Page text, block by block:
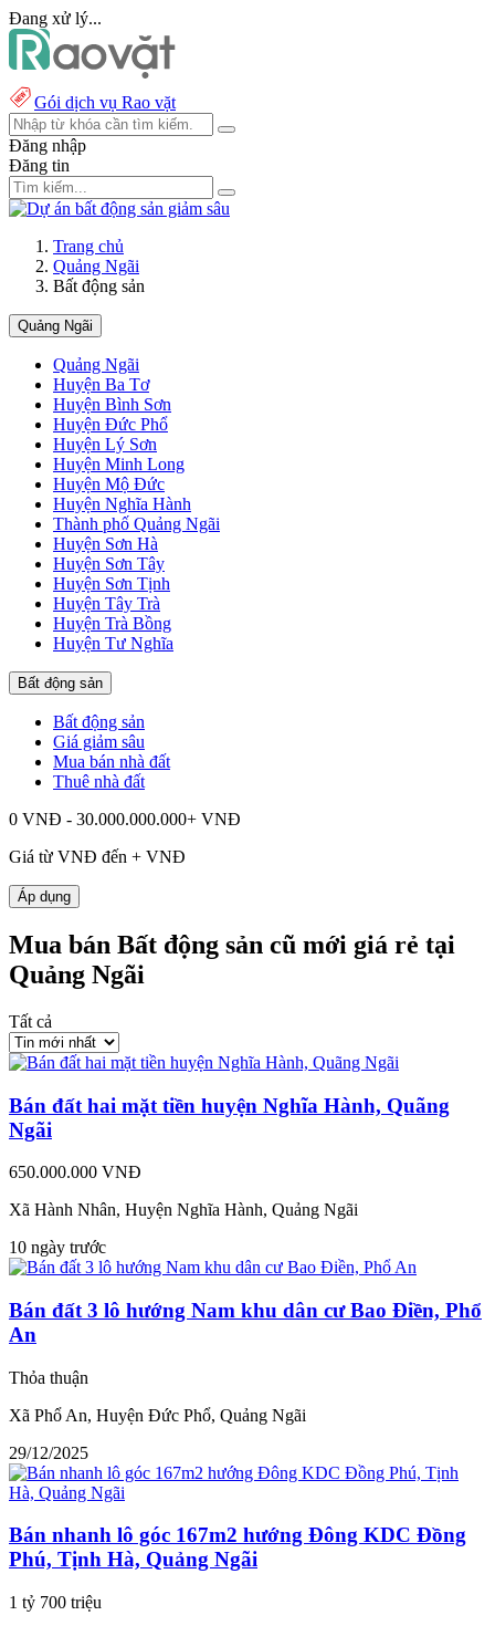
Đang xử lý...
Gói dịch vụ Rao vặt
Đăng nhập
Đăng tin
Trang chủ
Quảng Ngãi
Bất động sản
Quảng Ngãi
Quảng Ngãi
Huyện Ba Tơ
Huyện Bình Sơn
Huyện Đức Phổ
Huyện Lý Sơn
Huyện Minh Long
Huyện Mộ Đức
Huyện Nghĩa Hành
Thành phố Quảng Ngãi
Huyện Sơn Hà
Huyện Sơn Tây
Huyện Sơn Tịnh
Huyện Tây Trà
Huyện Trà Bồng
Huyện Tư Nghĩa
Bất động sản
Bất động sản
Giá giảm sâu
Mua bán nhà đất
Thuê nhà đất
0 VNĐ - 30.000.000.000+ VNĐ
Giá từ VNĐ đến + VNĐ
Áp dụng
Mua bán Bất động sản cũ mới giá rẻ tại
Quảng Ngãi
Tất cả
Bán đất hai mặt tiền huyện Nghĩa Hành, Quãng
Ngãi
650.000.000 VNĐ
Xã Hành Nhân, Huyện Nghĩa Hành, Quảng Ngãi
10 ngày trước
Bán đất 3 lô hướng Nam khu dân cư Bao Điền, Phổ
An
Thỏa thuận
Xã Phổ An, Huyện Đức Phổ, Quảng Ngãi
29/12/2025
Bán nhanh lô góc 167m2 hướng Đông KDC Đồng
Phú, Tịnh Hà, Quảng Ngãi
1 tỷ 700 triệu